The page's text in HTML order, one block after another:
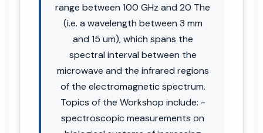
range between 100 GHz and 20 The
(i.e. a wavelength between 3 mm
and 15 um), which spans the
spectral interval between the
microwave and the infrared regions
of the electromagnetic spectrum.
Topics of the Workshop include: -
spectroscopic measurements on